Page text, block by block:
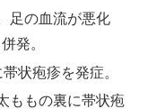
足の血流が悪化
発。
状疱疹を発症。
ももの裏に帯状疱